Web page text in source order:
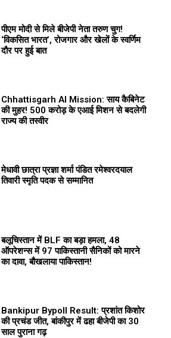
पीएम मोदी से मिले बीजेपी नेता तरुण चुग!
‘विकसित भारत’, रोजगार और खेलों के स्वर्णिम
दौर पर हुई बात
Chhattisgarh AI Mission: साय कैबिनेट
की मुहर! 500 करोड़ के एआई मिशन से बदलेगी
राज्य की तस्वीर
मेधावी छात्रा प्रज्ञा शर्मा पंडित रमेश्वरदयाल
तिवारी स्मृति पदक से सम्मानित
बलूचिस्तान में BLF का बड़ा हमला, 48
ऑपरेशन्स में 97 पाकिस्तानी सैनिकों को मारने
का दावा, बौखलाया पाकिस्तान!
Bankipur Bypoll Result: प्रशांत किशोर
की प्रचंड जीत, बांकीपुर में ढहा बीजेपी का 30
साल पुराना गढ़